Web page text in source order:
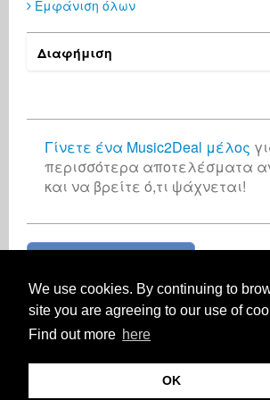
We use cookies. By continuing to
site you are agreeing to our use of
Find out more here
OK
Richard Rogers
United Kingdom
Oliver Lichtblau
Germany
Εμφάνιση όλων
Διαφήμιση
Γίνετε ένα Music2Deal μέλος
περισσότερα αποτελέσματα
και να βρείτε ό,τι ψάχνεται!
Português
Türkçe 中文(简体) Magyar
HOW IT WORKS ΤΙΜΕΣ ΣΥΧΝΕΣ ΕΡΩΤΗΣΕΙΣ
© Πνευματικά δικαιώματα Music2Deal 2026. Όλα τα
διατηρούνται.
Όροι και προϋποθέσεις Αποτύπωμα